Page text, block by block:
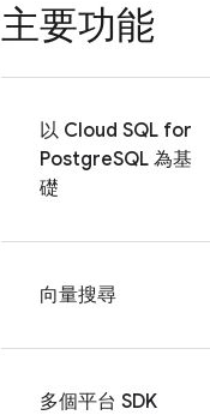
主要功能
以 Cloud SQL for
PostgreSQL 為基
礎
向量搜尋
多個平台 SDK